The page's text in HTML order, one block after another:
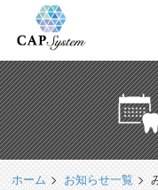
ホーム お知らせ一覧